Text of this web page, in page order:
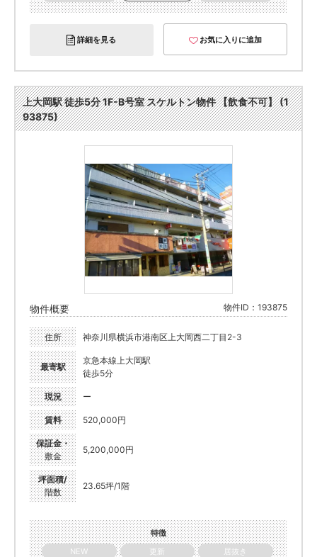
詳細を見る お気に入りに追加
上大岡駅 徒歩5分 1F-B号室 スケルトン物件 【飲食不可】 (1
93875)
物件概要 物件ID：193875
住所 神奈川県横浜市港南区上大岡西二丁目2-3
最寄駅
京急本線上大岡駅
徒歩5分
現況 ー
賃料 520,000円
保証金・
敷金
5,200,000円
坪面積/
階数
23.65坪/1階
特徴
NEW
更新
居抜き